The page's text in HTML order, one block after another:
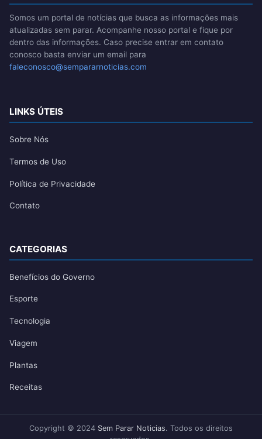
Somos um portal de notícias que busca as informações mais
atualizadas sem parar. Acompanhe nosso portal e fique por
dentro das informações. Caso precise entrar em contato
conosco basta enviar um email para
faleconosco@sempararnoticias.com
LINKS ÚTEIS
Sobre Nós
Termos de Uso
Política de Privacidade
Contato
CATEGORIAS
Benefícios do Governo
Esporte
Tecnologia
Viagem
Plantas
Receitas
Copyright © 2024 Sem Parar Noticias. Todos os direitos